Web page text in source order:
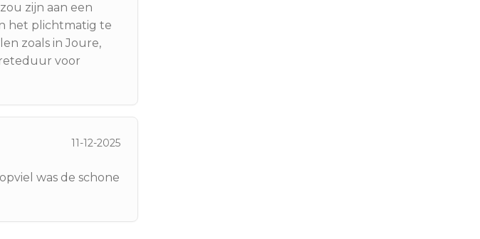
zijn aan een
het plichtmatig te
zoals in Joure,
voor
11-12-2025
was de schone